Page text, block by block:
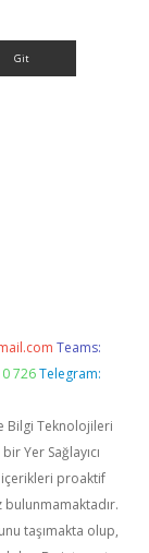
Teams:
726 Telegram:
Bilgi Teknolojileri
Yer Sağlayıcı
proaktif
taşımakta olup,